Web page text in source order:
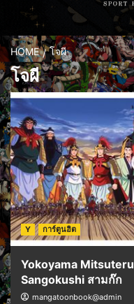
HOME โจผี
โจผี
Y การ์ตูนฮิต
Yokoyama Mitsuteru
Sangokushi สามก๊ก
mangatoonbook@admin